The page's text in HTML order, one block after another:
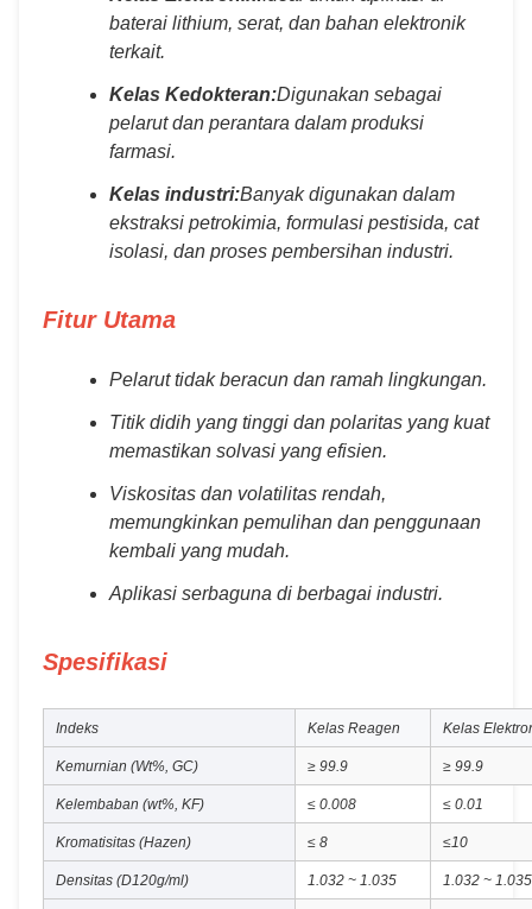
baterai lithium, serat, dan bahan elektronik
terkait.
Kelas Kedokteran:Digunakan sebagai
pelarut dan perantara dalam produksi
farmasi.
Kelas industri:Banyak digunakan dalam
ekstraksi petrokimia, formulasi pestisida, cat
isolasi, dan proses pembersihan industri.
Fitur Utama
Pelarut tidak beracun dan ramah lingkungan.
Titik didih yang tinggi dan polaritas yang kuat
memastikan solvasi yang efisien.
Viskositas dan volatilitas rendah,
memungkinkan pemulihan dan penggunaan
kembali yang mudah.
Aplikasi serbaguna di berbagai industri.
Spesifikasi
Indeks Kelas Reagen Kelas
Kemurnian (Wt%, GC) ≥ 99.9 ≥ 99.9
Kelembaban (wt%, KF) ≤ 0.008 ≤ 0.01
Kromatisitas (Hazen) ≤ 8 ≤10
Densitas (D120g/ml) 1.032 ~ 1.035 1.032 ~ 1.035